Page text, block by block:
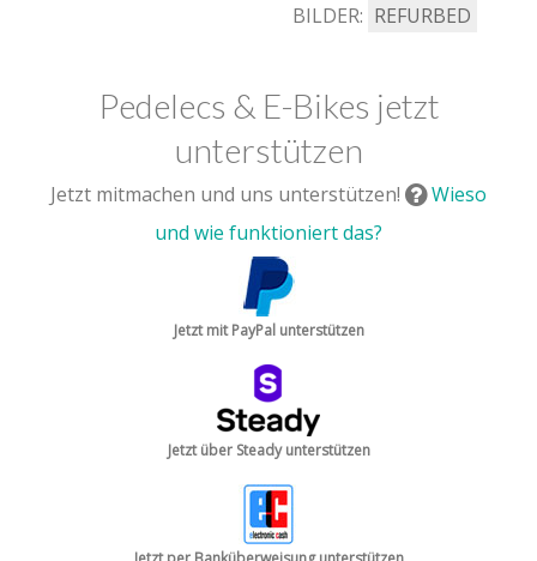
BILDER: REFURBED
Pedelecs & E-Bikes jetzt
unterstützen
Jetzt mitmachen und uns unterstützen!
Wieso
und wie funktioniert das?
Jetzt mit PayPal unterstützen
Jetzt über Steady unterstützen